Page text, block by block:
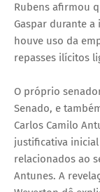
Rubens afirmou
Gaspar durante
houve uso da
repasses ilícitos
O próprio
Senado, e
Carlos Camilo
justificativa
relacionados ao
Antunes. A